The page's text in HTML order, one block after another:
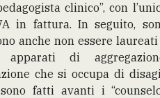
clinico”, con
in fattura. In seguito,
anche non essere laureati
di
che si occupa di
fatti avanti i